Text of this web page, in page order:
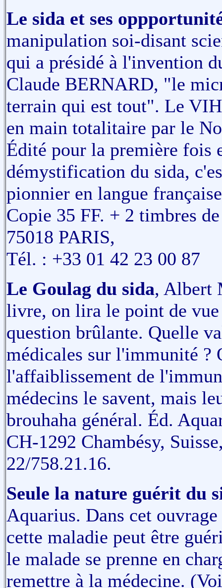
Le sida et ses
manipulation soi-disant
qui a présidé à l'invention
Claude BERNARD, "le
terrain qui est tout". Le
en main totalitaire par le
Édité pour la première fois
démystification du sida,
pionnier en langue
Copie 35 FF. + 2 timbres
75018 PARIS,
Tél. : +33 01 42 23 00 87
Le Goulag du sida, Albert
livre, on lira le point de
question brûlante. Quelle
médicales sur l'immunité ?
l'affaiblissement de
médecins le savent, mais
brouhaha général. Éd.
CH-1292 Chambésy,
22/758.21.16.
Seule la nature guérit du
Aquarius. Dans cet
cette maladie peut être
le malade se prenne en
remettre à la médecine.